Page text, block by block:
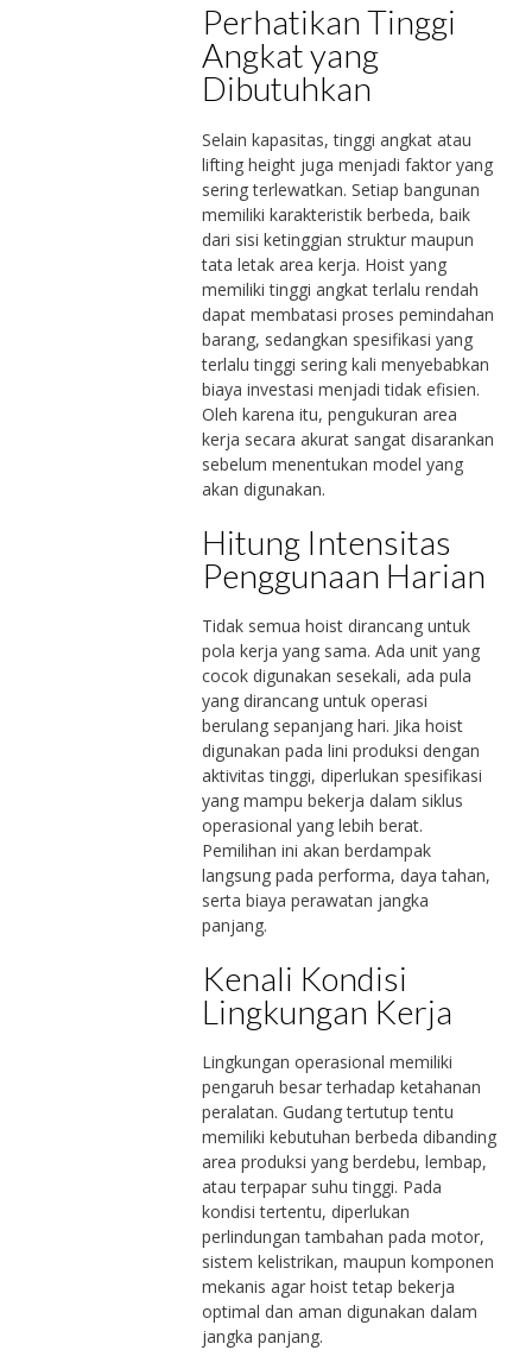
Perhatikan Tinggi
Angkat yang
Dibutuhkan
Selain kapasitas, tinggi angkat atau
lifting height juga menjadi faktor yang
sering terlewatkan. Setiap bangunan
memiliki karakteristik berbeda, baik
dari sisi ketinggian struktur maupun
tata letak area kerja. Hoist yang
memiliki tinggi angkat terlalu rendah
dapat membatasi proses pemindahan
barang, sedangkan spesifikasi yang
terlalu tinggi sering kali menyebabkan
biaya investasi menjadi tidak efisien.
Oleh karena itu, pengukuran area
kerja secara akurat sangat disarankan
sebelum menentukan model yang
akan digunakan.
Hitung Intensitas
Penggunaan Harian
Tidak semua hoist dirancang untuk
pola kerja yang sama. Ada unit yang
cocok digunakan sesekali, ada pula
yang dirancang untuk operasi
berulang sepanjang hari. Jika hoist
digunakan pada lini produksi dengan
aktivitas tinggi, diperlukan spesifikasi
yang mampu bekerja dalam siklus
operasional yang lebih berat.
Pemilihan ini akan berdampak
langsung pada performa, daya tahan,
serta biaya perawatan jangka
panjang.
Kenali Kondisi
Lingkungan Kerja
Lingkungan operasional memiliki
pengaruh besar terhadap ketahanan
peralatan. Gudang tertutup tentu
memiliki kebutuhan berbeda dibanding
area produksi yang berdebu, lembap,
atau terpapar suhu tinggi. Pada
kondisi tertentu, diperlukan
perlindungan tambahan pada motor,
sistem kelistrikan, maupun komponen
mekanis agar hoist tetap bekerja
optimal dan aman digunakan dalam
jangka panjang.